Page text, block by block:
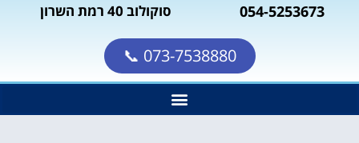
054-5253673 סוקולוב 40 רמת השרון
073-7538880 📞